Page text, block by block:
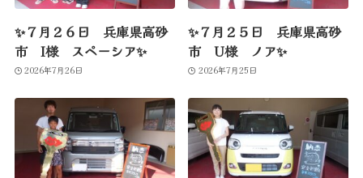
✨７月２６日 兵庫県高砂
市 I様 スペーシア✨
2026年7月26日
✨７月２５日 兵庫県高砂
市 U様 ノア✨
2026年7月25日